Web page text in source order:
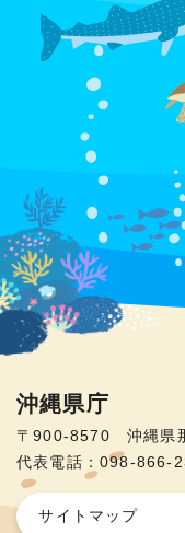
沖縄県庁
〒900-8570 沖縄県
代表電話：098-866-
サイトマップ